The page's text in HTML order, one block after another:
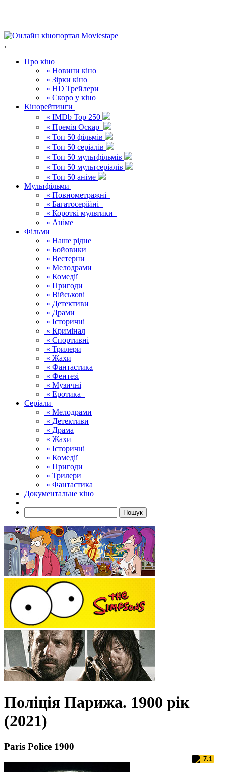
,
Про кіно
« Новини кіно
« Зірки кіно
« HD Трейлери
« Скоро у кіно
Кінорейтинги
« IMDb Top 250
« Премія Оскар
« Топ 50 фільмів
« Топ 50 серіалів
« Топ 50 мультфільмів
« Топ 50 мультсеріалів
« Топ 50 аніме
Мультфільми
« Повнометражні
« Багатосерійні
« Короткі мультики
« Аніме
Фільми
« Наше рідне
« Бойовики
« Вестерни
« Мелодрами
« Комедії
« Пригоди
« Військові
« Детективи
« Драми
« Історичні
« Кримінал
« Спортивні
« Трилери
« Жахи
« Фантастика
« Фентезі
« Музичні
« Еротика
Серіали
« Мелодрами
« Детективи
« Драма
« Жахи
« Історичні
« Комедії
« Пригоди
« Трилери
« Фантастика
Документальне кіно
Пошук
Поліція Парижа. 1900 рік
(2021)
Paris Police 1900
7.1